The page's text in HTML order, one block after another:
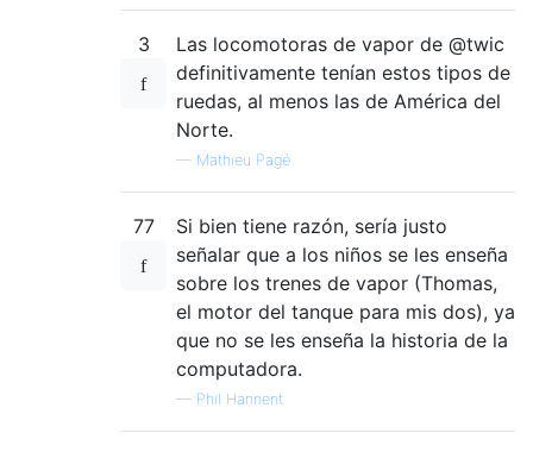
3
Las locomotoras de vapor de @twic
definitivamente tenían estos tipos de
ruedas, al menos las de América del
Norte.
— Mathieu Pagé
77
Si bien tiene razón, sería justo
señalar que a los niños se les enseña
sobre los trenes de vapor (Thomas,
el motor del tanque para mis dos), ya
que no se les enseña la historia de la
computadora.
— Phil Hannent